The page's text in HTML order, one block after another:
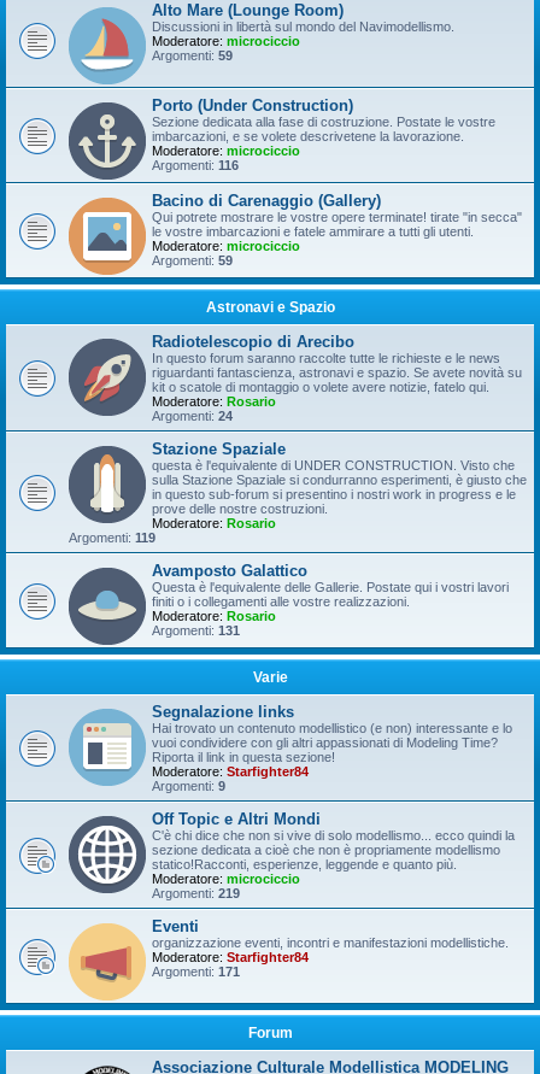
Alto Mare (Lounge Room)
Discussioni in libertà sul mondo del Navimodellismo.
Moderatore: microciccio
Argomenti: 59
Porto (Under Construction)
Sezione dedicata alla fase di costruzione. Postate le vostre
imbarcazioni, e se volete descrivetene la lavorazione.
Moderatore: microciccio
Argomenti: 116
Bacino di Carenaggio (Gallery)
Qui potrete mostrare le vostre opere terminate! tirate "in secca"
le vostre imbarcazioni e fatele ammirare a tutti gli utenti.
Moderatore: microciccio
Argomenti: 59
Astronavi e Spazio
Radiotelescopio di Arecibo
In questo forum saranno raccolte tutte le richieste e le news
riguardanti fantascienza, astronavi e spazio. Se avete novità su
kit o scatole di montaggio o volete avere notizie, fatelo qui.
Moderatore: Rosario
Argomenti: 24
Stazione Spaziale
questa è l'equivalente di UNDER CONSTRUCTION. Visto che
sulla Stazione Spaziale si condurranno esperimenti, è giusto che
in questo sub-forum si presentino i nostri work in progress e le
prove delle nostre costruzioni.
Moderatore: Rosario
Argomenti: 119
Avamposto Galattico
Questa è l'equivalente delle Gallerie. Postate qui i vostri lavori
finiti o i collegamenti alle vostre realizzazioni.
Moderatore: Rosario
Argomenti: 131
Varie
Segnalazione links
Hai trovato un contenuto modellistico (e non) interessante e lo
vuoi condividere con gli altri appassionati di Modeling Time?
Riporta il link in questa sezione!
Moderatore: Starfighter84
Argomenti: 9
Off Topic e Altri Mondi
C'è chi dice che non si vive di solo modellismo... ecco quindi la
sezione dedicata a cioè che non è propriamente modellismo
statico!Racconti, esperienze, leggende e quanto più.
Moderatore: microciccio
Argomenti: 219
Eventi
organizzazione eventi, incontri e manifestazioni modellistiche.
Moderatore: Starfighter84
Argomenti: 171
Forum
Associazione Culturale Modellistica MODELING